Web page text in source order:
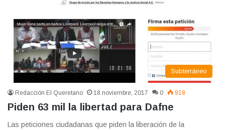
Subterráneo
Redacción El Queretano 18 noviembre, 2017 0 918
Piden 63 mil la libertad para Dafne
Las peticiones ciudadanas que piden la liberación de la